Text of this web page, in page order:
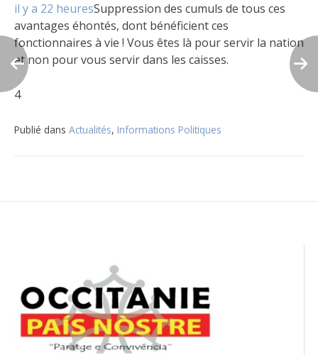
il y a 22 heuresSuppression des cumuls de tous ces
avantages éhontés, dont bénéficient ces
fonctionnaires à vie ! Vous êtes là pour servir la nation
et non pour vous servir dans les caisses.
4
Publié dans Actualités, Informations Politiques